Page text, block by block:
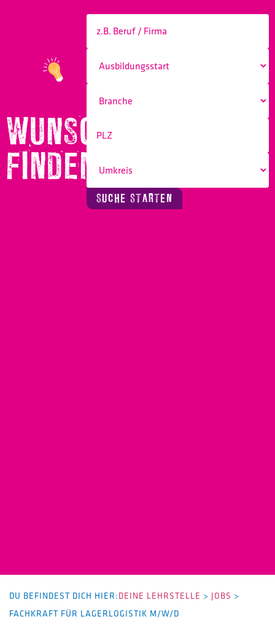
WUNSCHBERUF
FINDEN!
SUCHE STARTEN
DU BEFINDEST DICH HIER:DEINE LEHRSTELLE > JOBS >
FACHKRAFT FÜR LAGERLOGISTIK M/W/D